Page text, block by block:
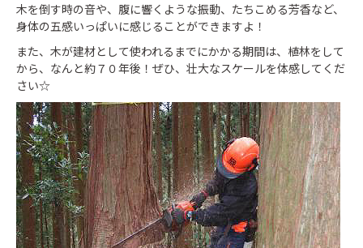
木を倒す時の音や、腹に響くような振動、たちこめる芳香など、
身体の五感いっぱいに感じることができますよ！
また、木が建材として使われるまでにかかる期間は、植林をして
から、なんと約７０年後！ぜひ、壮大なスケールを体感してくだ
さい☆